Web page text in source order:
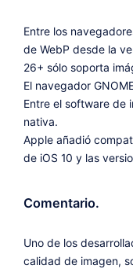
Entre los
de WebP desde la
26+ sólo soporta
El navegador
Entre el software de
nativa.
Apple añadió
de iOS 10 y las
Comentario.
Uno de los
calidad de imagen,